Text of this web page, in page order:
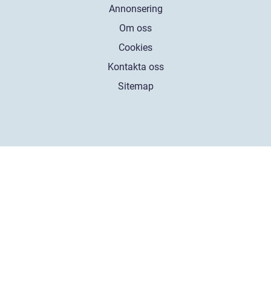
Annonsering
Om oss
Cookies
Kontakta oss
Sitemap